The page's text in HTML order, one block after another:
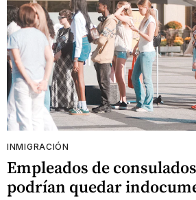
INMIGRACIÓN
Empleados de
podrían quedar